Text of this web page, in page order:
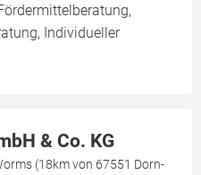
Individueller
& Co. KG
(18km von 67551 Dorn-